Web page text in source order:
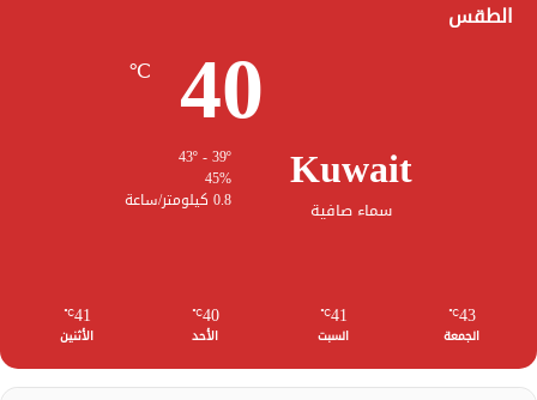
الطقس
Kuwait
سماء صافية
40
℃
45%
0.8 كيلومتر/ساعة
43
℃
الجمعة
41
℃
السبت
40
℃
الأحد
41
℃
الأثنين